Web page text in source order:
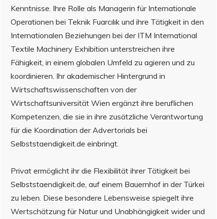
Kenntnisse. Ihre Rolle als Managerin für Internationale
Operationen bei Teknik Fuarcılık und ihre Tätigkeit in den
Internationalen Beziehungen bei der ITM International
Textile Machinery Exhibition unterstreichen ihre
Fähigkeit, in einem globalen Umfeld zu agieren und zu
koordinieren. Ihr akademischer Hintergrund in
Wirtschaftswissenschaften von der
Wirtschaftsuniversität Wien ergänzt ihre beruflichen
Kompetenzen, die sie in ihre zusätzliche Verantwortung
für die Koordination der Advertorials bei
Selbststaendigkeit.de einbringt.
Privat ermöglicht ihr die Flexibilität ihrer Tätigkeit bei
Selbststaendigkeit.de, auf einem Bauernhof in der Türkei
zu leben. Diese besondere Lebensweise spiegelt ihre
Wertschätzung für Natur und Unabhängigkeit wider und